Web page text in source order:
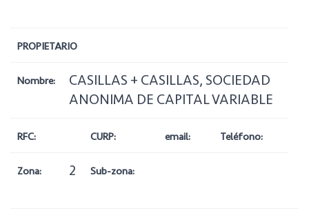
PROPIETARIO
Nombre:
CASILLAS + CASILLAS, SOCIEDAD
ANONIMA DE CAPITAL VARIABLE
RFC: CURP: email: Teléfono:
Zona: 2 Sub-zona: